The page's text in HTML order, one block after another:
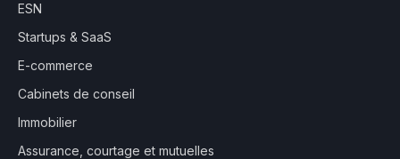
ESN
Startups & SaaS
E-commerce
Cabinets de conseil
Immobilier
Assurance, courtage et mutuelles